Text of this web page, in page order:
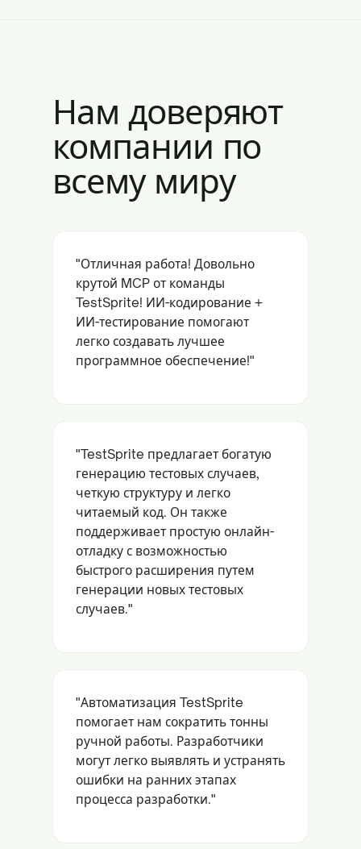
Нам доверяют
компании по
всему миру
"Отличная работа! Довольно
крутой MCP от команды
TestSprite! ИИ-кодирование +
ИИ-тестирование помогают
легко создавать лучшее
программное обеспечение!"
"TestSprite предлагает богатую
генерацию тестовых случаев,
четкую структуру и легко
читаемый код. Он также
поддерживает простую онлайн-
отладку с возможностью
быстрого расширения путем
генерации новых тестовых
случаев."
"Автоматизация TestSprite
помогает нам сократить тонны
ручной работы. Разработчики
могут легко выявлять и устранять
ошибки на ранних этапах
процесса разработки."